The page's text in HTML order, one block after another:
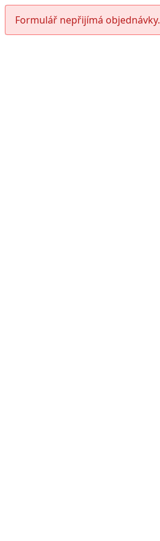
Formulář nepřijímá objednávky.